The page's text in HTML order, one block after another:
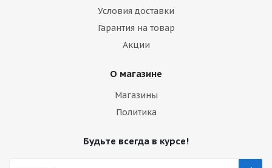
Условия доставки
Гарантия на товар
Акции
О магазине
Магазины
Политика
Будьте всегда в курсе!